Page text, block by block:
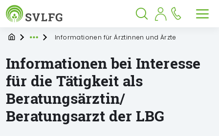
Inhalt
Suche
Springe zu: Hauptmenü
Sozialversicherung für
Suche öffnen
Suche schließen
StartpageExpand breadcrumb Navigation
Informationen für Ärztinnen und Ärzte
Informationen bei Interesse
für die Tätigkeit als
Beratungsärztin/
Beratungsarzt der LBG